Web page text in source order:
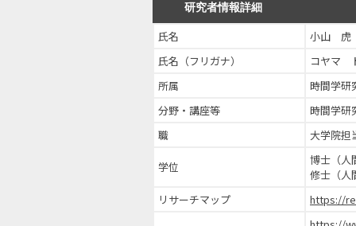
研究者情報詳細
氏名
小山 虎
氏名（フリガナ）
コヤマ
所属
時間学研
分野・講座等
時間学研
職
大学院担
学位
博士（人
修士（人
リサーチマップ
https://